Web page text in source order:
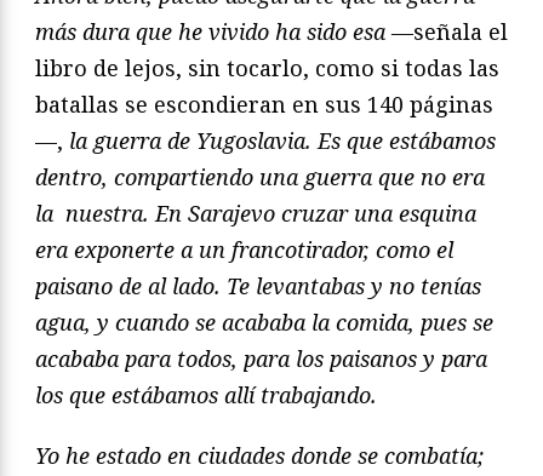
más dura que he vivido ha sido esa —señala el
libro de lejos, sin tocarlo, como si todas las
batallas se escondieran en sus 140 páginas
—, la guerra de Yugoslavia. Es que estábamos
dentro, compartiendo una guerra que no era
la nuestra. En Sarajevo cruzar una esquina
era exponerte a un francotirador, como el
paisano de al lado. Te levantabas y no tenías
agua, y cuando se acababa la comida, pues se
acababa para todos, para los paisanos y para
los que estábamos allí trabajando.
Yo he estado en ciudades donde se combatía;